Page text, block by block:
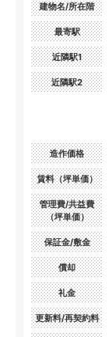
建物名/所在階
最寄駅
近隣駅1
近隣駅2
造作価格
賃料（坪単価）
管理費/共益費
（坪単価）
保証金/敷金
償却
礼金
更新料/再契約料